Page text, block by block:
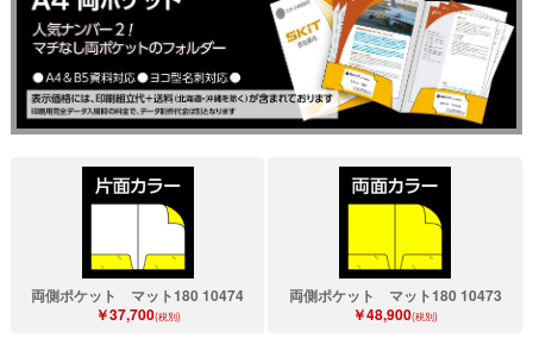
両側ポケット マット180 10474
￥37,700(税別)
両側ポケット マット180 10473
￥48,900(税別)